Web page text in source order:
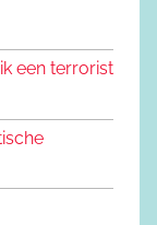
een terrorist